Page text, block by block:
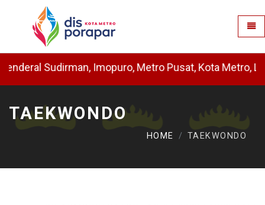
DISPORAPAR KOTA
Sudirman, Imopuro, Metro Pusat, Kota Metro,
TAEKWONDO
HOME TAEKWONDO